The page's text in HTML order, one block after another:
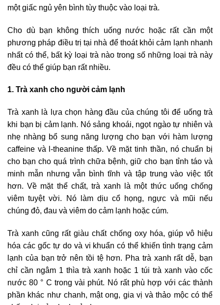
một giấc ngủ yên bình tùy thuộc vào loại trà.
Cho dù bạn không thích uống nước hoặc rất cần một
phương pháp điều trị tại nhà để thoát khỏi cảm lạnh nhanh
nhất có thể, bất kỳ loại trà nào trong số những loại trà này
đều có thể giúp bạn rất nhiều.
1. Trà xanh cho người cảm lạnh
Trà xanh là lựa chọn hàng đầu của chúng tôi để uống trà
khi bạn bị cảm lạnh. Nó sảng khoái, ngọt ngào tự nhiên và
nhẹ nhàng bổ sung năng lượng cho bạn với hàm lượng
caffeine và l-theanine thấp. Về mặt tinh thần, nó chuẩn bị
cho bạn cho quá trình chữa bệnh, giữ cho bạn tỉnh táo và
minh mẫn nhưng vẫn bình tĩnh và tập trung vào việc tốt
hơn. Về mặt thể chất, trà xanh là một thức uống chống
viêm tuyệt vời. Nó làm dịu cổ họng, ngực và mũi nếu
chúng đỏ, đau và viêm do cảm lạnh hoặc cúm.
Trà xanh cũng rất giàu chất chống oxy hóa, giúp vô hiệu
hóa các gốc tự do và vi khuẩn có thể khiến tình trạng cảm
lạnh của bạn trở nên tồi tệ hơn. Pha trà xanh rất dễ, bạn
chỉ cần ngâm 1 thìa trà xanh hoặc 1 túi trà xanh vào cốc
nước 80 ° C trong vài phút. Nó rất phù hợp với các thành
phần khác như chanh, mật ong, gia vị và thảo mộc có thể